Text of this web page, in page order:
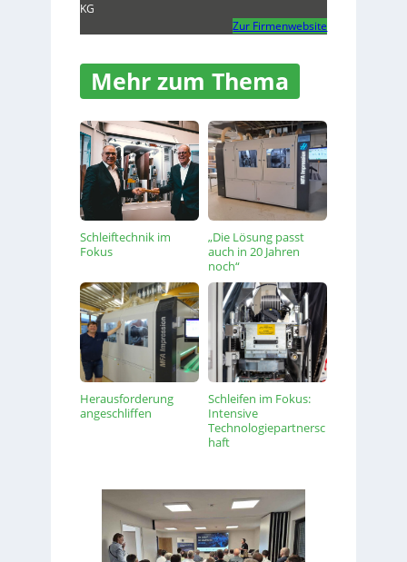
KG
Zur Firmenwebsite
Mehr zum Thema
Schleiftechnik im
Fokus
„Die Lösung passt
auch in 20 Jahren
noch“
Herausforderung
angeschliffen
Schleifen im Fokus:
Intensive
Technologiepartnersc
haft